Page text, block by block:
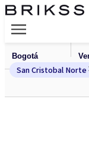
San Cristobal Norte